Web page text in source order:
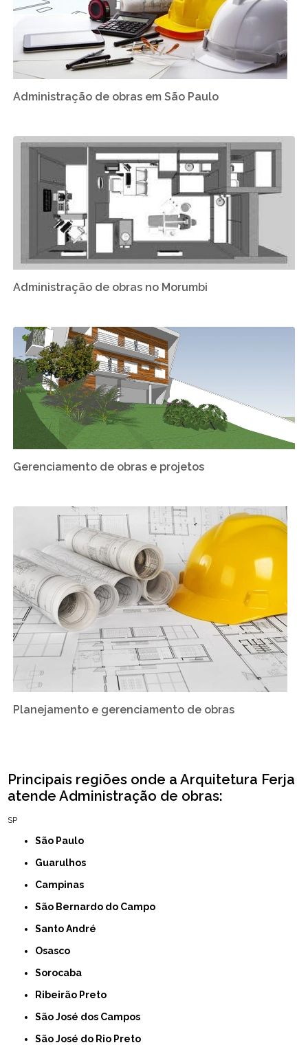
Administração de obras em São Paulo
Administração de obras no Morumbi
Gerenciamento de obras e projetos
Planejamento e gerenciamento de obras
Principais regiões onde a Arquitetura Ferja
atende Administração de obras:
SP
São Paulo
Guarulhos
Campinas
São Bernardo do Campo
Santo André
Osasco
Sorocaba
Ribeirão Preto
São José dos Campos
São José do Rio Preto